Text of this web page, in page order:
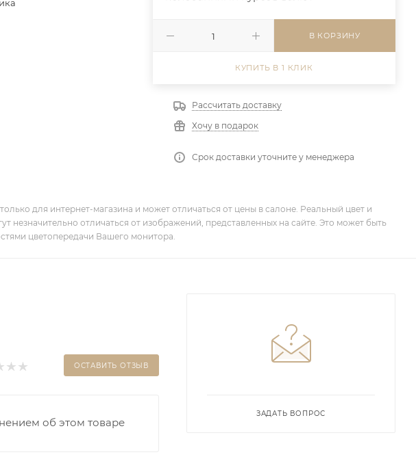
В КОРЗИНУ
КУПИТЬ В 1 КЛИК
Рассчитать доставку
Хочу в подарок
Срок доставки уточните у менеджера
для интернет-магазина и может отличаться от цены в салоне. Реальный цвет и
незначительно отличаться от изображений, представленных на сайте. Это может быть
цветопередачи Вашего монитора.
ОСТАВИТЬ ОТЗЫВ
об этом товаре
ЗАДАТЬ ВОПРОС